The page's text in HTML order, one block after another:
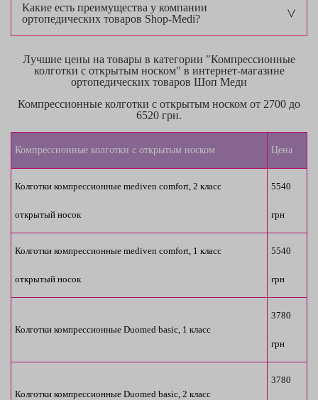
Какие есть преимущества у компании
ортопедических товаров Shop-Medi?
Лучшие цены на товары в категории "Компрессионные
колготки с открытым носком" в интернет-магазине
ортопедических товаров Шоп Меди
Компрессионные колготки с открытым носком от 2700 до
6520 грн.
Компрессионные колготки с открытым носком Цена
Колготки компрессионные mediven comfort, 2 класс
открытый носок
5540
грн
Колготки компрессионные mediven comfort, 1 класс
открытый носок
5540
грн
Колготки компрессионные Duomed basic, 1 класс
3780
грн
Колготки компрессионные Duomed basic, 2 класс
3780